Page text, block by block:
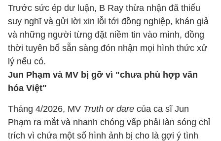
Trước sức ép dư luận, B Ray thừa nhận đã thiếu
suy nghĩ và gửi lời xin lỗi tới đồng nghiệp, khán giả
và những người từng đặt niềm tin vào mình, đồng
thời tuyên bố sẵn sàng đón nhận mọi hình thức xử
lý nếu có.
Jun Phạm và MV bị gỡ vì "chưa phù hợp văn
hóa Việt"
Tháng 4/2026, MV Truth or dare của ca sĩ Jun
Phạm ra mắt và nhanh chóng vấp phải làn sóng chỉ
trích vì chứa một số hình ảnh bị cho là gợi ý tình